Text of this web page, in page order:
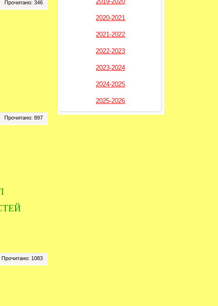
Прочитано: 346
Прочитано: 897
Прочитано: 1083
2020-2021
2021-2022
2022-2023
2023-2024
2024-2025
2025-2026